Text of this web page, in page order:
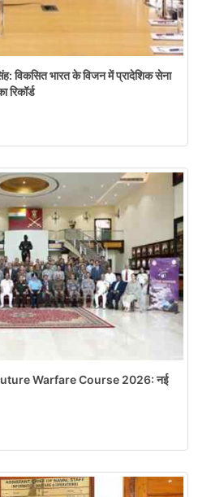
विकसित भारत के विजन में प्रादेशिक सेना
रिकॉर्ड
Warfare Course 2026: नई